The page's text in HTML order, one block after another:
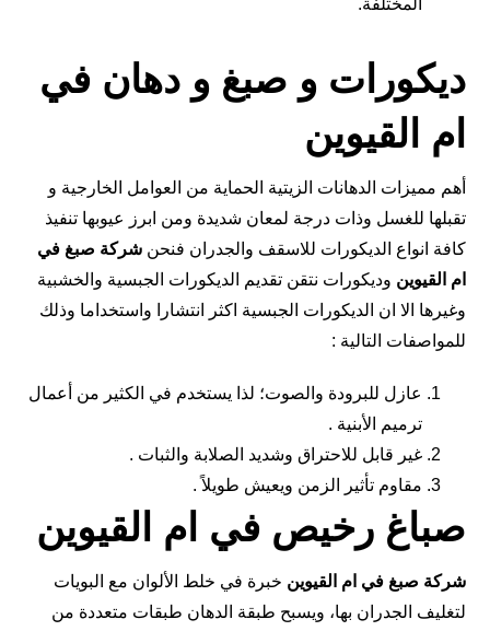
ديكورات و صبغ و دهان في
ام القيوين
أهم مميزات الدهانات الزيتية الحماية من العوامل الخارجية و
تقبلها للغسل وذات درجة لمعان شديدة ومن ابرز عيوبها تنفيذ
كافة انواع الديكورات للاسقف والجدران فنحنشركة صبغ في
ام القيوين وديكورات نتقن تقديم الديكورات الجبسية والخشبية
وغيرها الا ان الديكورات الجبسية اكثر انتشارا واستخداما وذلك
للمواصفات التالية :
عازل للبرودة والصوت؛ لذا يستخدم في الكثير من أعمال
ترميم الأبنية .
غير قابل للاحتراق وشديد الصلابة والثبات .
مقاوم تأثير الزمن ويعيش طويلاً .
صباغ رخيص في ام القيوين
شركة صبغ في ام القيوين خبرة في خلط الألوان مع البويات
لتغليف الجدران بها، ويسبح طبقة الدهان طبقات متعددة من